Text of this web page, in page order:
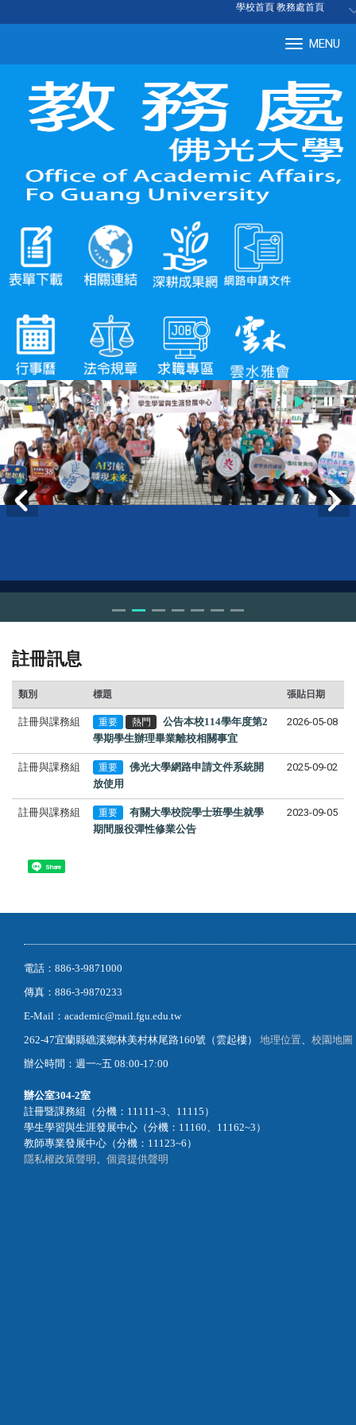
學校首頁 教務處首頁
MENU
註冊訊息
類別 標題 張貼日期
註冊與課務組 重要 熱門
公告本校114學年度第2
學期學生辦理畢業離校相關事宜
2026-05-08
註冊與課務組 重要
佛光大學網路申請文件系統開
放使用
2025-09-02
註冊與課務組 重要
有關大學校院學士班學生就學
期間服役彈性修業公告
2023-09-05
Share
電話：886-3-9871000
傳真：886-3-9870233
E-Mail：academic@mail.fgu.edu.tw
262-47宜蘭縣礁溪鄉林美村林尾路160號（雲起樓） 地理位置、 校園地圖
辦公時間：週一~五 08:00-17:00
辦公室304-2室
註冊暨課務組（分機：11111~3、11115）
學生學習與生涯發展中心（分機：11160、11162~3）
教師專業發展中心（分機：11123~6）
隱私權政策聲明 、 個資提供聲明